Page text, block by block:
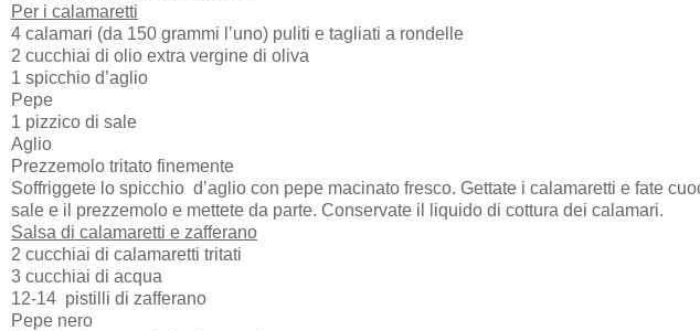
Per i calamaretti
4 calamari (da 150 grammi l’uno) puliti e tagliati a rondelle
2 cucchiai di olio extra vergine di oliva
1 spicchio d’aglio
Pepe
1 pizzico di sale
Aglio
Prezzemolo tritato finemente
Soffriggete lo spicchio d’aglio con pepe macinato fresco. Gettate i calamaretti e fate
sale e il prezzemolo e mettete da parte. Conservate il liquido di cottura dei calamari.
Salsa di calamaretti e zafferano
2 cucchiai di calamaretti tritati
3 cucchiai di acqua
12-14 pistilli di zafferano
Pepe nero